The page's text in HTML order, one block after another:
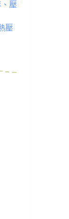
壓
壓